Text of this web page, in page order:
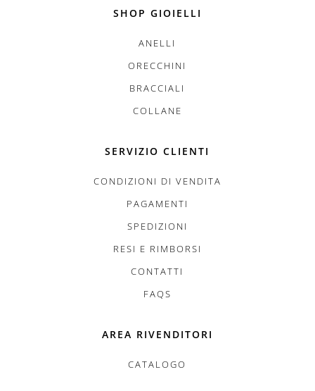
SHOP GIOIELLI
ANELLI
ORECCHINI
BRACCIALI
COLLANE
SERVIZIO CLIENTI
CONDIZIONI DI VENDITA
PAGAMENTI
SPEDIZIONI
RESI E RIMBORSI
CONTATTI
FAQS
AREA RIVENDITORI
CATALOGO